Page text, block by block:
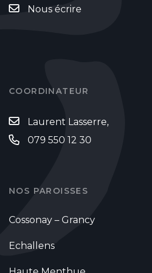
Nous écrire
COORDINATEUR
Laurent Lasserre,
079 550 12 30
NOS PAROISSES
Cossonay – Grancy
Echallens